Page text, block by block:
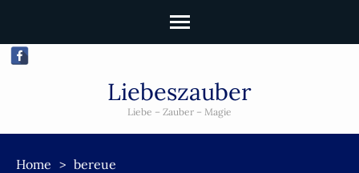
Liebeszauber
Liebe – Zauber – Magie
Home > bereue